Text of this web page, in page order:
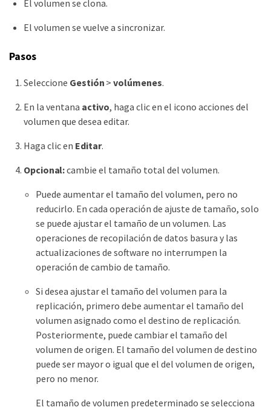
El volumen se clona.
El volumen se vuelve a sincronizar.
Pasos
Seleccione Gestión >volúmenes.
En la ventana activo, haga clic en el icono acciones del
volumen que desea editar.
Haga clic en Editar.
Opcional:cambie el tamaño total del volumen.
Puede aumentar el tamaño del volumen, pero no
reducirlo. En cada operación de ajuste de tamaño, solo
se puede ajustar el tamaño de un volumen. Las
operaciones de recopilación de datos basura y las
actualizaciones de software no interrumpen la
operación de cambio de tamaño.
Si desea ajustar el tamaño del volumen para la
replicación, primero debe aumentar el tamaño del
volumen asignado como el destino de replicación.
Posteriormente, puede cambiar el tamaño del
volumen de origen. El tamaño del volumen de destino
puede ser mayor o igual que el del volumen de origen,
pero no menor.
El tamaño de volumen predeterminado se selecciona